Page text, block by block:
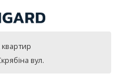
вул.